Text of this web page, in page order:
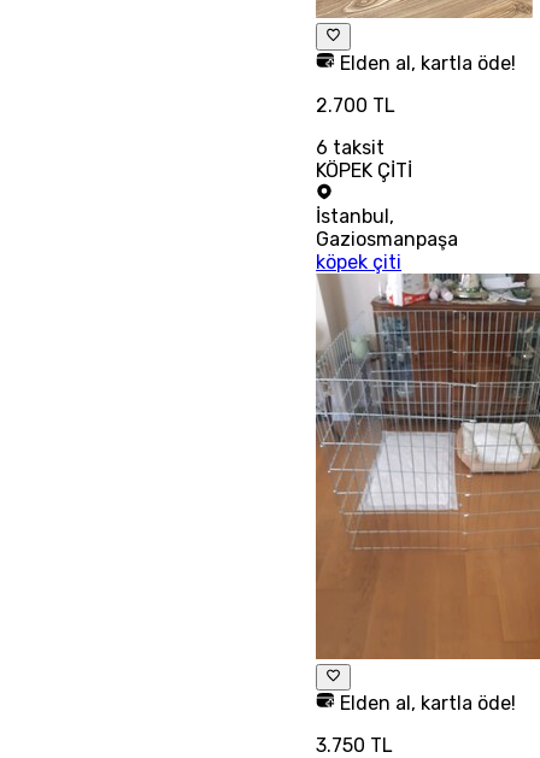
Elden al, kartla öde!
2.700 TL
6 taksit
KÖPEK ÇİTİ
İstanbul,
Gaziosmanpaşa
köpek çiti
Elden al, kartla öde!
3.750 TL